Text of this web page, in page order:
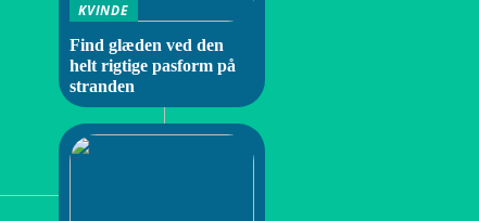
KVINDE
Find glæden ved den
helt rigtige pasform på
stranden